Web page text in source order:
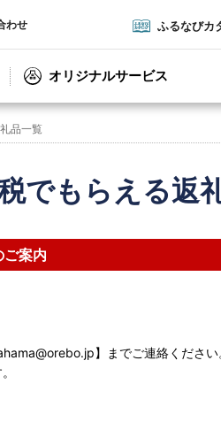
わせ ふるなびカ
オリジナルサービス
品一覧
でもらえる返
ご案内
】までご連絡ください